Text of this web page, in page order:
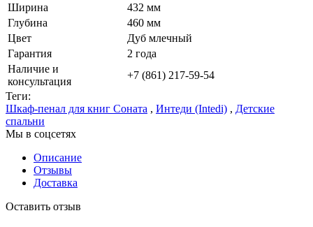
Ширина
432 мм
Глубина
460 мм
Цвет
Дуб млечный
Гарантия
2 года
Наличие и
консультация
+7 (861) 217-59-54
Теги:
Шкаф-пенал для книг Соната , Интеди (Intedi) , Детские
спальни
Мы в соцсетях
Описание
Отзывы
Доставка
Оставить отзыв